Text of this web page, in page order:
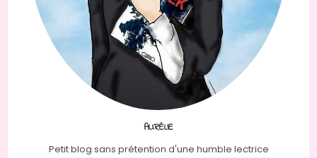
AURÉLIE
Petit blog sans prétention d'une humble lectrice